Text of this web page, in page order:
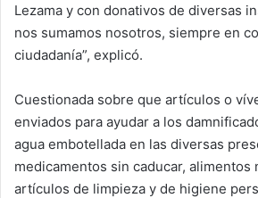
Lezama y con donativos de diversas
nos sumamos nosotros, siempre en
ciudadanía”, explicó.
Cuestionada sobre que artículos o
enviados para ayudar a los
agua embotellada en las diversas
medicamentos sin caducar, alimentos
artículos de limpieza y de higiene